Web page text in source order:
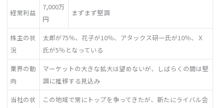
経常利益
7,000万
円
まずまず堅調
株主の状
況
太郎が75％、花子が10％、アタックス研一氏が10％、Ｘ
氏が5％となっている
業界の動
向
マーケットの大きな拡大は望めないが、しばらくの間は堅
調に推移する見込み
当社の状
この地域で常にトップを争ってきたが、新たにライバル会